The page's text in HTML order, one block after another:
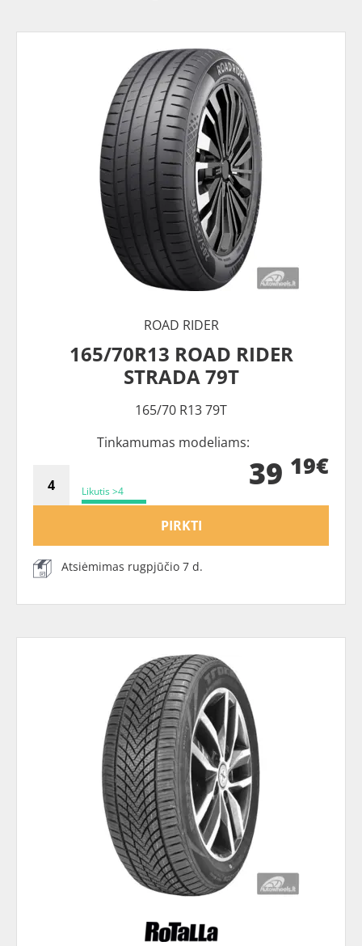
ROAD RIDER
165/70R13 ROAD RIDER
STRADA 79T
165/70 R13 79T
Tinkamumas modeliams:
Likutis >4 39 19€
PIRKTI
Atsiėmimas rugpjūčio 7 d.